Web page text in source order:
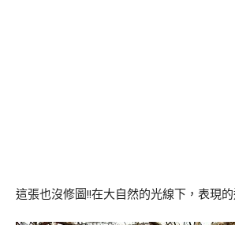
這張也沒修圖!!在大自然的光線下，表現